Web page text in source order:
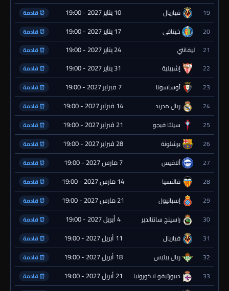
19 فياريال 10 يناير 2027 - 19:00 ⏰ قادمة
20 خيتافي 17 يناير 2027 - 19:00 ⏰ قادمة
21 ليفانتي 24 يناير 2027 - 19:00 ⏰ قادمة
22 إشبيلية 31 يناير 2027 - 19:00 ⏰ قادمة
23 أوساسونا 7 فبراير 2027 - 19:00 ⏰ قادمة
24 ريال مدريد 14 فبراير 2027 - 19:00 ⏰ قادمة
25 سيلتا فيجو 21 فبراير 2027 - 19:00 ⏰ قادمة
26 برشلونة 28 فبراير 2027 - 19:00 ⏰ قادمة
27 ألافيس 7 مارس 2027 - 19:00 ⏰ قادمة
28 فالنسيا 14 مارس 2027 - 19:00 ⏰ قادمة
29 إسبانيول 21 مارس 2027 - 19:00 ⏰ قادمة
30 راسينج سانتاندير 4 أبريل 2027 - 19:00 ⏰ قادمة
31 فياريال 11 أبريل 2027 - 19:00 ⏰ قادمة
32 ريال بيتيس 18 أبريل 2027 - 19:00 ⏰ قادمة
33 ديبورتيفو لاكورونيا 21 أبريل 2027 - 19:00 ⏰ قادمة